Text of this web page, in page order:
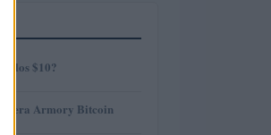
los $10?
Armory Bitcoin